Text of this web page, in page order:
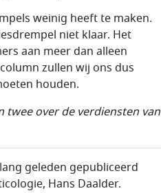
weinig heeft te maken.
niet klaar. Het
aan meer dan alleen
zullen wij ons dus
houden.
twee over de verdiensten van
geleden gepubliceerd
Hans Daalder.